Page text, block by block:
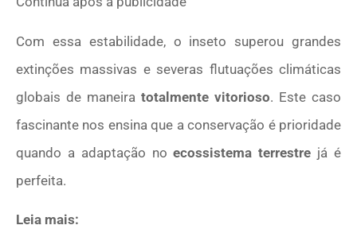
Com essa estabilidade, o inseto superou grandes
extinções massivas e severas flutuações climáticas
globais de maneira totalmente vitorioso. Este caso
fascinante nos ensina que a conservação é prioridade
quando a adaptação noecossistema terrestre já é
perfeita.
Leia mais: